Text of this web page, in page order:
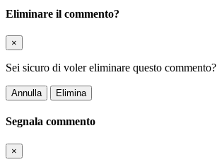
Eliminare il commento?
×
Sei sicuro di voler eliminare questo commento?
Annulla Elimina
Segnala commento
×